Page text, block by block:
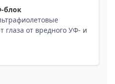
блок
от вредного УФ- и